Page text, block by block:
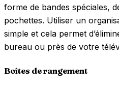
forme de bandes spéciales,
pochettes. Utiliser un
simple et cela permet
bureau ou près de votre
Boîtes de rangement